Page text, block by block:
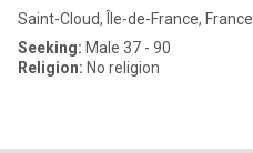
Saint-Cloud, Île-de-France, France
Seeking: Male 37 - 90
Religion: No religion